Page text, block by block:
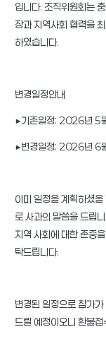
입니다. 조직위원회는
장과 지역사회 협력을
하였습니다.
변경일정안내
▶기존일정: 2026년 5
▶변경일정: 2026년 6
이미 일정을 계획하셨
로 사과의 말씀을 드립
지역 사회에 대한 존중
탁드립니다.
변경된 일정으로 참가
드릴 예정이오니 환불